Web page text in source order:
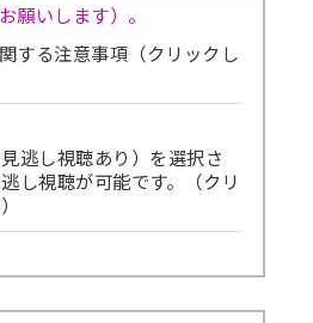
願いします）。
する注意事項（クリックし
い。
LINEなど別のミーティン
逃し視聴あり）を選択さ
し視聴が可能です。（クリ
一定期間視聴可能です。